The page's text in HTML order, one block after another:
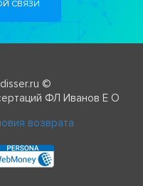
СВЯЗИ
©
ФЛ Иванов Е О
возврата